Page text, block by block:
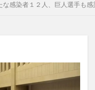
な感染者１２人、巨人選手も